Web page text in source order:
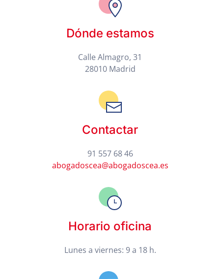
Dónde estamos
Calle Almagro, 31
28010 Madrid
Contactar
91 557 68 46
abogadoscea@abogadoscea.es
Horario oficina
Lunes a viernes: 9 a 18 h.